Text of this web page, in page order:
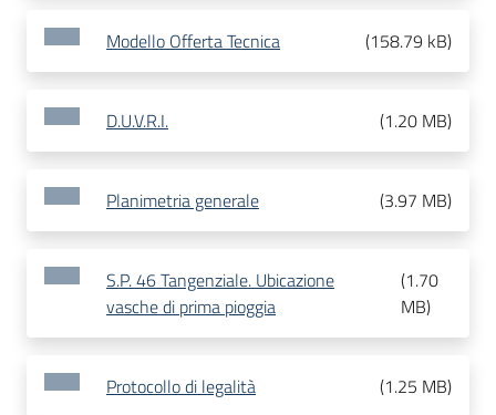
Modello Offerta Tecnica (158.79 kB)
D.U.V.R.I. (1.20 MB)
Planimetria generale (3.97 MB)
S.P. 46 Tangenziale. Ubicazione
vasche di prima pioggia
(1.70
MB)
Protocollo di legalità (1.25 MB)